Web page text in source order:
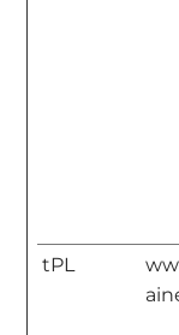
tPL